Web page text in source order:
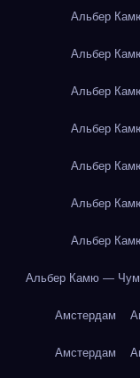
Альбер
Альбер
Альбер
Альбер
Альбер
Альбер
Альбер
Альбер Камю —
Амстердам
Амстердам